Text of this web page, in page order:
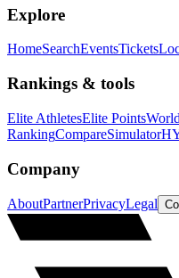
Explore
HomeSearchEventsTickets
Rankings & tools
Elite AthletesElite Points
RankingCompareSimulator
Company
AboutPartnerPrivacyLegal